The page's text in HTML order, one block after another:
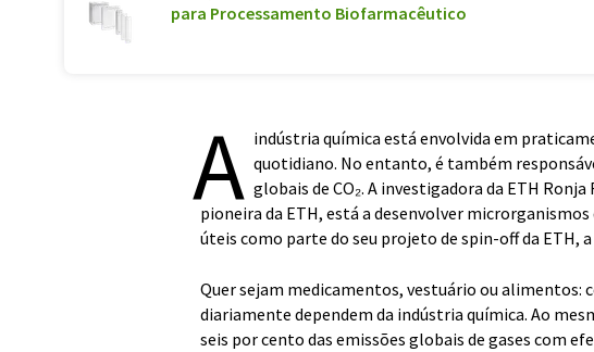
para Processamento Biofarmacêutico
A indústria química está envolvida em
quotidiano. No entanto, é também
globais de CO₂. A investigadora da ETH
pioneira da ETH, está a desenvolver
úteis como parte do seu projeto de spin-off da ETH,
Quer sejam medicamentos, vestuário ou alimentos:
diariamente dependem da indústria química. Ao
seis por cento das emissões globais de gases com